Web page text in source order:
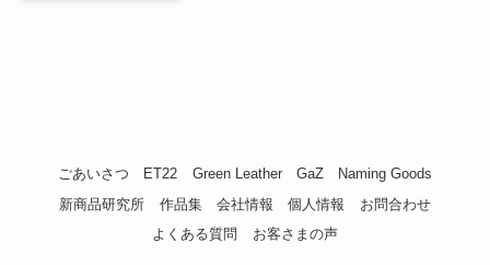
ごあいさつ ET22 Green Leather GaZ
Naming Goods
新商品研究所
作品集 会社情報 個人情報
お問合わせ
よくある質問
お客さまの声